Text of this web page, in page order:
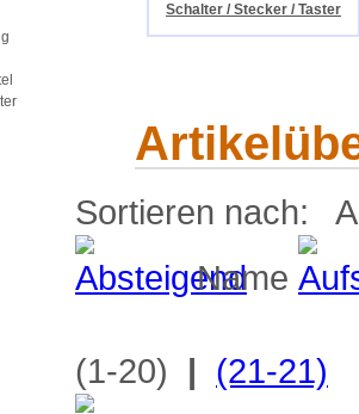
Schalter / Stecker / Taster
Sortieren nach:
Name
(1-20) | (21-21)